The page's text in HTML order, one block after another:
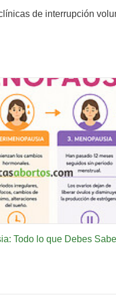
de interrupción
Todo lo que Debes